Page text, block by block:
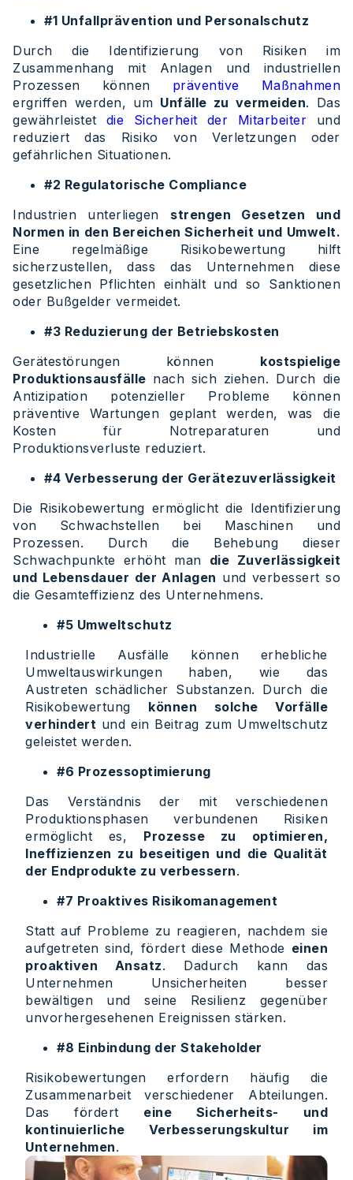
#1 Unfallprävention und Personalschutz
Durch die Identifizierung von Risiken im
Zusammenhang mit Anlagen und industriellen
Prozessen können präventive Maßnahmen
ergriffen werden, um Unfälle zu vermeiden. Das
gewährleistet die Sicherheit der Mitarbeiter und
reduziert das Risiko von Verletzungen oder
gefährlichen Situationen.
#2 Regulatorische Compliance
Industrien unterliegen strengen Gesetzen und
Normen in den Bereichen Sicherheit und Umwelt.
Eine regelmäßige Risikobewertung hilft
sicherzustellen, dass das Unternehmen diese
gesetzlichen Pflichten einhält und so Sanktionen
oder Bußgelder vermeidet.
#3 Reduzierung der Betriebskosten
Gerätestörungen können kostspielige
Produktionsausfälle nach sich ziehen. Durch die
Antizipation potenzieller Probleme können
präventive Wartungen geplant werden, was die
Kosten für Notreparaturen und
Produktionsverluste reduziert.
#4 Verbesserung der Gerätezuverlässigkeit
Die Risikobewertung ermöglicht die Identifizierung
von Schwachstellen bei Maschinen und
Prozessen. Durch die Behebung dieser
Schwachpunkte erhöht man die Zuverlässigkeit
und Lebensdauer der Anlagen und verbessert so
die Gesamteffizienz des Unternehmens.
#5 Umweltschutz
Industrielle Ausfälle können erhebliche
Umweltauswirkungen haben, wie das
Austreten schädlicher Substanzen. Durch die
Risikobewertung können solche Vorfälle
verhindert und ein Beitrag zum Umweltschutz
geleistet werden.
#6 Prozessoptimierung
Das Verständnis der mit verschiedenen
Produktionsphasen verbundenen Risiken
ermöglicht es, Prozesse zu optimieren,
Ineffizienzen zu beseitigen und die Qualität
der Endprodukte zu verbessern.
#7 Proaktives Risikomanagement
Statt auf Probleme zu reagieren, nachdem sie
aufgetreten sind, fördert diese Methode einen
proaktiven Ansatz. Dadurch kann das
Unternehmen Unsicherheiten besser
bewältigen und seine Resilienz gegenüber
unvorhergesehenen Ereignissen stärken.
#8 Einbindung der Stakeholder
Risikobewertungen erfordern häufig die
Zusammenarbeit verschiedener Abteilungen.
Das fördert eine Sicherheits- und
kontinuierliche Verbesserungskultur im
Unternehmen.